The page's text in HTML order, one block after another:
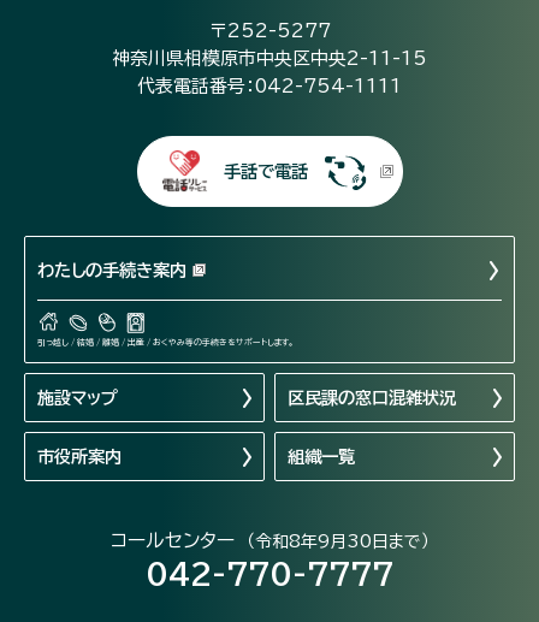
〒252-5277
神奈川県相模原市中央区中央2-11-15
代表電話番号：042-754-1111
手話で電話
わたしの手続き案内
引っ越し / 結婚 / 離婚 / 出産 / おくやみ等の手続きをサポートします。
施設マップ 区民課の窓口混雑状況
市役所案内 組織一覧
コールセンター （令和8年9月30日まで）
042-770-7777